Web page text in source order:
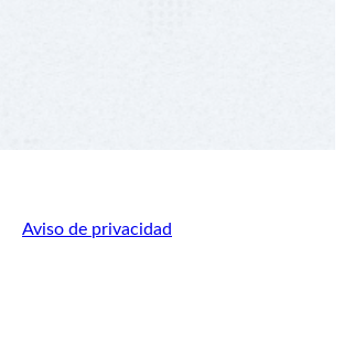
Aviso de privacidad